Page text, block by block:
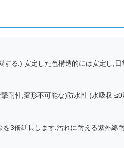
る.) 安定した色構造的には安定し,日
耐性,変形不可能な)防水性 (水吸収
3倍延長します.汚れに耐える紫外線